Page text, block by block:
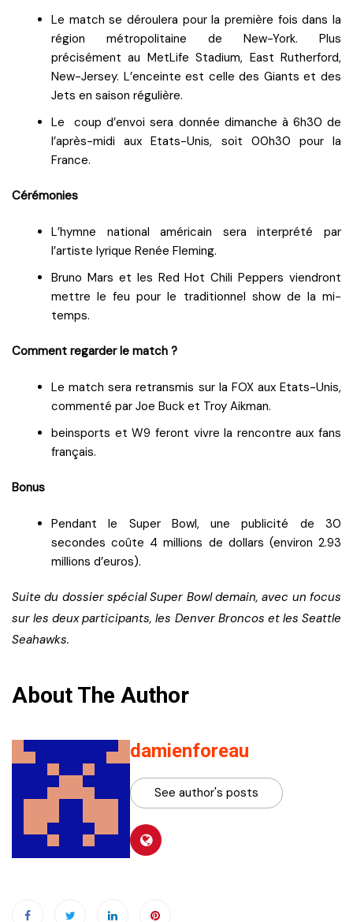
Le match se déroulera pour la première fois dans la
région métropolitaine de New-York. Plus
précisément au MetLife Stadium, East Rutherford,
New-Jersey. L’enceinte est celle des Giants et des
Jets en saison régulière.
Le coup d’envoi sera donnée dimanche à 6h30 de
l’après-midi aux Etats-Unis, soit 00h30 pour la
France.
Cérémonies
L’hymne national américain sera interprété par
l’artiste lyrique Renée Fleming.
Bruno Mars et les Red Hot Chili Peppers viendront
mettre le feu pour le traditionnel show de la mi-
temps.
Comment regarder le match ?
Le match sera retransmis sur la FOX aux Etats-Unis,
commenté par Joe Buck et Troy Aikman.
beinsports et W9 feront vivre la rencontre aux fans
français.
Bonus
Pendant le Super Bowl, une publicité de 30
secondes coûte 4 millions de dollars (environ 2.93
millions d’euros).
Suite du dossier spécial Super Bowl demain, avec un focus
sur les deux participants, les Denver Broncos et les Seattle
Seahawks.
About The Author
damienforeau
See author's posts